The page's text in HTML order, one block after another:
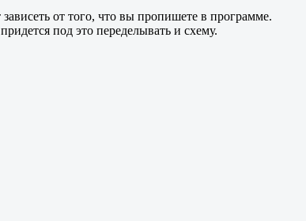
от того, что вы пропишете в программе.
под это переделывать и схему.